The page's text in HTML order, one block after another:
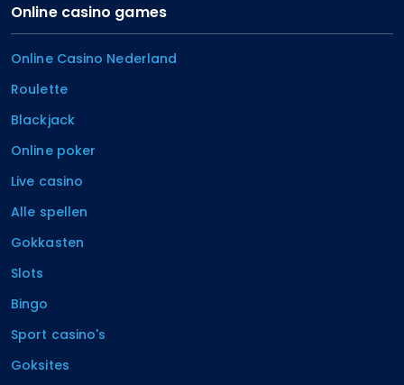
Online casino games
Online Casino Nederland
Roulette
Blackjack
Online poker
Live casino
Alle spellen
Gokkasten
Slots
Bingo
Sport casino's
Goksites